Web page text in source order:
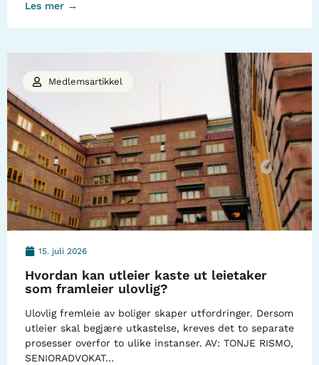
Les mer →
15. juli 2026
Hvordan kan utleier kaste ut leietaker
som framleier ulovlig?
Ulovlig fremleie av boliger skaper utfordringer. Dersom
utleier skal begjære utkastelse, kreves det to separate
prosesser overfor to ulike instanser. AV: TONJE RISMO,
SENIORADVOKAT…
Medlemsartikkel